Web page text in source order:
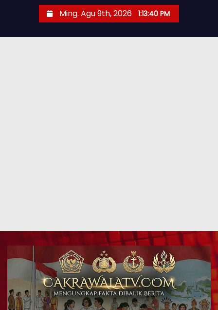
Ming. Agu 9th, 2026 1:13:41 PM